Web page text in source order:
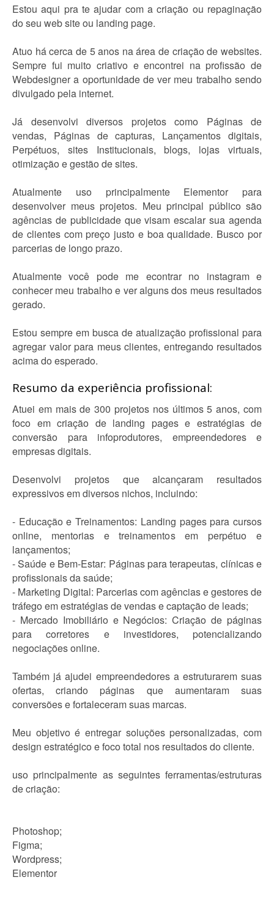
Estou aqui pra te ajudar com a criação ou repaginação
do seu web site ou landing page.
Atuo há cerca de 5 anos na área de criação de websites.
Sempre fui muito criativo e encontrei na profissão de
Webdesigner a oportunidade de ver meu trabalho sendo
divulgado pela internet.
Já desenvolvi diversos projetos como Páginas de
vendas, Páginas de capturas, Lançamentos digitais,
Perpétuos, sites Institucionais, blogs, lojas virtuais,
otimização e gestão de sites.
Atualmente uso principalmente Elementor para
desenvolver meus projetos. Meu principal público são
agências de publicidade que visam escalar sua agenda
de clientes com preço justo e boa qualidade. Busco por
parcerias de longo prazo.
Atualmente você pode me econtrar no instagram e
conhecer meu trabalho e ver alguns dos meus resultados
gerado.
Estou sempre em busca de atualização profissional para
agregar valor para meus clientes, entregando resultados
acima do esperado.
Resumo da experiência profissional:
Atuei em mais de 300 projetos nos últimos 5 anos, com
foco em criação de landing pages e estratégias de
conversão para infoprodutores, empreendedores e
empresas digitais.
Desenvolvi projetos que alcançaram resultados
expressivos em diversos nichos, incluindo:
- Educação e Treinamentos: Landing pages para cursos
online, mentorias e treinamentos em perpétuo e
lançamentos;
- Saúde e Bem-Estar: Páginas para terapeutas, clínicas e
profissionais da saúde;
- Marketing Digital: Parcerias com agências e gestores de
tráfego em estratégias de vendas e captação de leads;
- Mercado Imobiliário e Negócios: Criação de páginas
para corretores e investidores, potencializando
negociações online.
Também já ajudei empreendedores a estruturarem suas
ofertas, criando páginas que aumentaram suas
conversões e fortaleceram suas marcas.
Meu objetivo é entregar soluções personalizadas, com
design estratégico e foco total nos resultados do cliente.
uso principalmente as seguintes ferramentas/estruturas
de criação:
Photoshop;
Figma;
Wordpress;
Elementor